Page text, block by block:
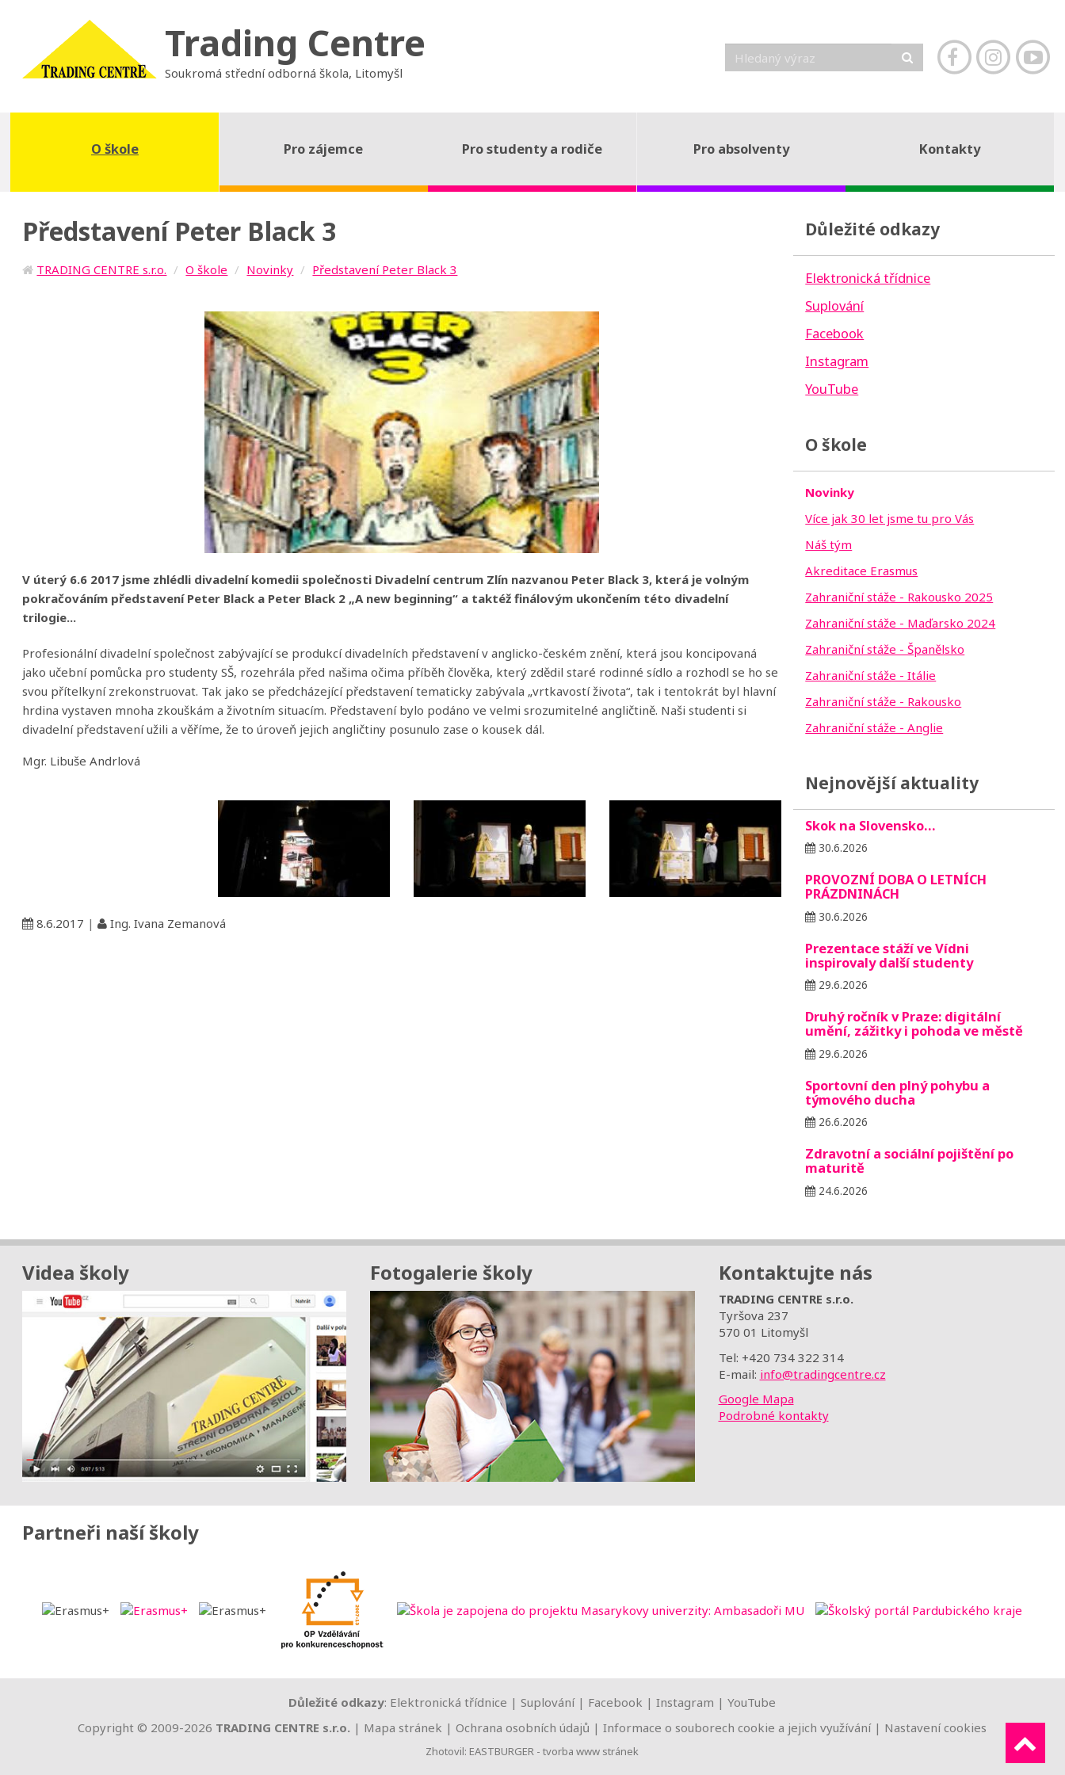
Trading Centre
Soukromá střední odborná škola, Litomyšl
O škole Pro zájemce Pro studenty a rodiče Pro absolventy Kontakty
Představení Peter Black 3
TRADING CENTRE s.r.o. O škole Novinky Představení Peter Black 3
V úterý 6.6 2017 jsme zhlédli divadelní komedii společnosti Divadelní centrum Zlín nazvanou Peter Black 3, která je volným
pokračováním představení Peter Black a Peter Black 2 „A new beginning“ a taktéž finálovým ukončením této divadelní
trilogie...
Profesionální divadelní společnost zabývající se produkcí divadelních představení v anglicko-českém znění, která jsou koncipovaná
jako učební pomůcka pro studenty SŠ, rozehrála před našima očima příběh člověka, který zdědil staré rodinné sídlo a rozhodl se ho se
svou přítelkyní zrekonstruovat. Tak jako se předcházející představení tematicky zabývala „vrtkavostí života“, tak i tentokrát byl hlavní
hrdina vystaven mnoha zkouškám a životním situacím. Představení bylo podáno ve velmi srozumitelné angličtině. Naši studenti si
divadelní představení užili a věříme, že to úroveň jejich angličtiny posunulo zase o kousek dál.
Mgr. Libuše Andrlová
8.6.2017 | Ing. Ivana Zemanová
Důležité odkazy
Elektronická třídnice
Suplování
Facebook
Instagram
YouTube
O škole
Novinky
Více jak 30 let jsme tu pro Vás
Náš tým
Akreditace Erasmus
Zahraniční stáže - Rakousko 2025
Zahraniční stáže - Maďarsko 2024
Zahraniční stáže - Španělsko
Zahraniční stáže - Itálie
Zahraniční stáže - Rakousko
Zahraniční stáže - Anglie
Nejnovější aktuality
Skok na Slovensko…
30.6.2026
PROVOZNÍ DOBA O LETNÍCH
PRÁZDNINÁCH
30.6.2026
Prezentace stáží ve Vídni
inspirovaly další studenty
29.6.2026
Druhý ročník v Praze: digitální
umění, zážitky i pohoda ve městě
29.6.2026
Sportovní den plný pohybu a
týmového ducha
26.6.2026
Zdravotní a sociální pojištění po
maturitě
24.6.2026
Videa školy Fotogalerie školy Kontaktujte nás
TRADING CENTRE s.r.o.
Tyršova 237
570 01 Litomyšl
Tel: +420 734 322 314
E-mail: info@tradingcentre.cz
Google Mapa
Podrobné kontakty
Partneři naší školy
Důležité odkazy: Elektronická třídnice | Suplování | Facebook | Instagram | YouTube
Copyright © 2009-2026 TRADING CENTRE s.r.o. | Mapa stránek | Ochrana osobních údajů | Informace o souborech cookie a jejich využívání | Nastavení cookies
Zhotovil: EASTBURGER - tvorba www stránek